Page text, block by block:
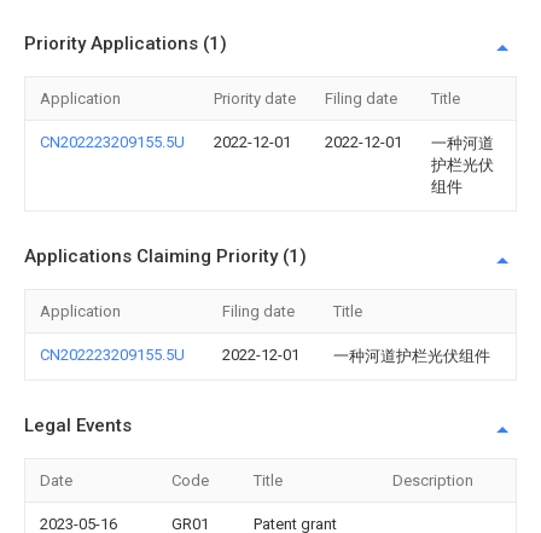
Priority Applications (1)
Application Priority date Filing date Title
CN202223209155.5U 2022-12-01 2022-12-01
一种河道
护栏光伏
组件
Applications Claiming Priority (1)
Application Filing date Title
CN202223209155.5U 2022-12-01 一种河道护栏光伏组件
Legal Events
Date Code Title Description
2023-05-16 GR01 Patent grant